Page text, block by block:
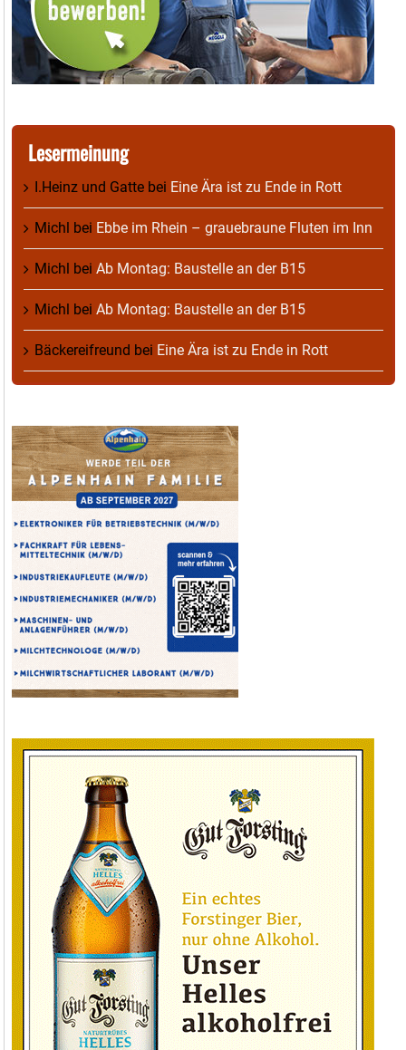
Lesermeinung
I.Heinz und Gatte bei Eine Ära ist zu Ende in Rott
Michl bei Ebbe im Rhein – grauebraune Fluten im Inn
Michl bei Ab Montag: Baustelle an der B15
Michl bei Ab Montag: Baustelle an der B15
Bäckereifreund bei Eine Ära ist zu Ende in Rott